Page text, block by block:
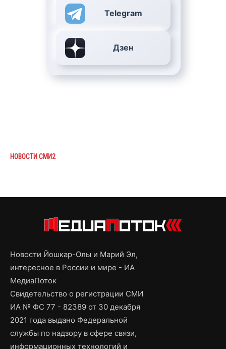
Telegram
Дзен
НОВОСТИ СМИ2
Новости Йошкар-Олы и Марий Эл,
интересное в России и мире - ИА
МедиаПоток
Свидетельство о регистрации СМИ
ИА № ФС 77 - 82389 от 30 декабря
2021 года выдано Федеральной
службы по надзору в сфере связи,
информационных технологий и